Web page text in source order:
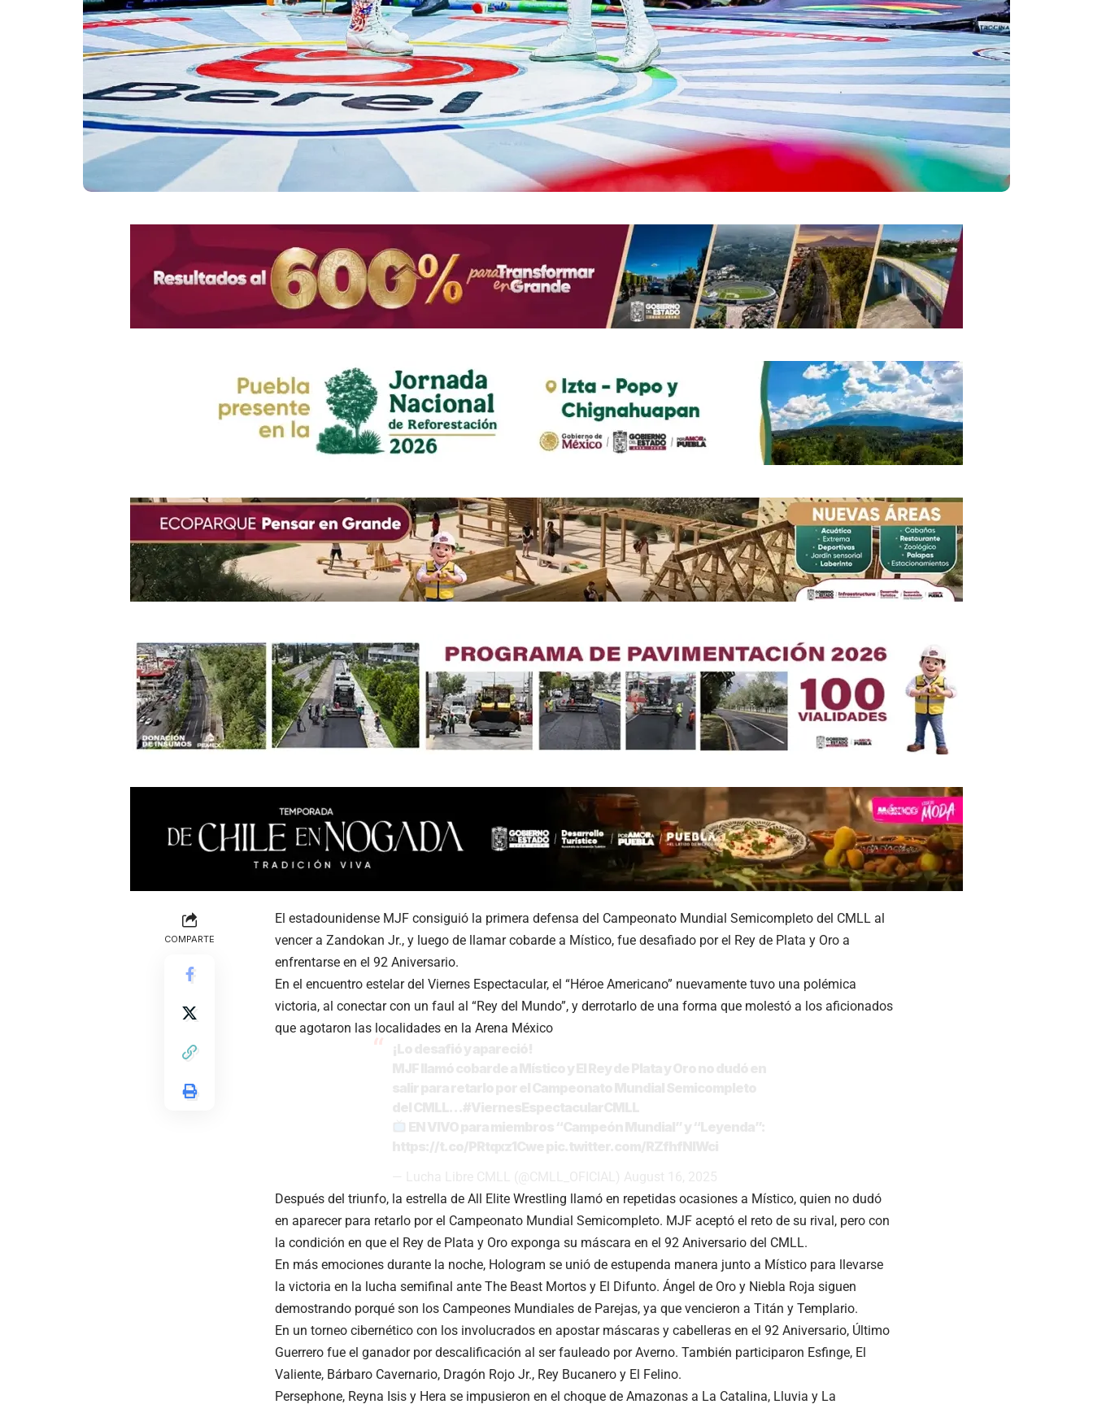
COMPARTE
El estadounidense MJF consiguió la primera defensa del Campeonato Mundial Semicompleto del CMLL al
vencer a Zandokan Jr., y luego de llamar cobarde a Místico, fue desafiado por el Rey de Plata y Oro a
enfrentarse en el 92 Aniversario.
En el encuentro estelar del Viernes Espectacular, el “Héroe Americano” nuevamente tuvo una polémica
victoria, al conectar con un faul al “Rey del Mundo”, y derrotarlo de una forma que molestó a los aficionados
que agotaron las localidades en la Arena México
Después del triunfo, la estrella de All Elite Wrestling llamó en repetidas ocasiones a Místico, quien no dudó
en aparecer para retarlo por el Campeonato Mundial Semicompleto. MJF aceptó el reto de su rival, pero con
la condición en que el Rey de Plata y Oro exponga su máscara en el 92 Aniversario del CMLL.
En más emociones durante la noche, Hologram se unió de estupenda manera junto a Místico para llevarse
la victoria en la lucha semifinal ante The Beast Mortos y El Difunto. Ángel de Oro y Niebla Roja siguen
demostrando porqué son los Campeones Mundiales de Parejas, ya que vencieron a Titán y Templario.
En un torneo cibernético con los involucrados en apostar máscaras y cabelleras en el 92 Aniversario, Último
Guerrero fue el ganador por descalificación al ser fauleado por Averno. También participaron Esfinge, El
Valiente, Bárbaro Cavernario, Dragón Rojo Jr., Rey Bucanero y El Felino.
Persephone, Reyna Isis y Hera se impusieron en el choque de Amazonas a La Catalina, Lluvia y La